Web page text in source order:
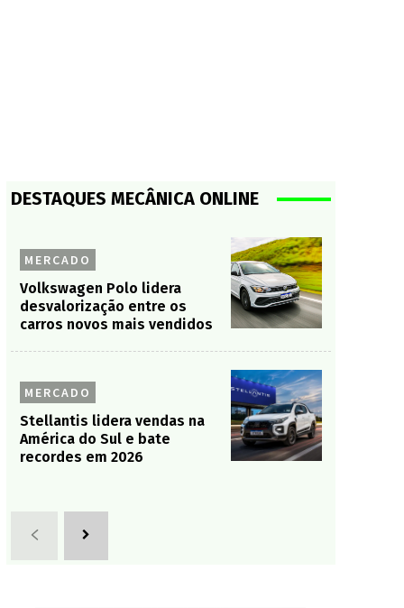
DESTAQUES MECÂNICA ONLINE
MERCADO
Volkswagen Polo lidera
desvalorização entre os
carros novos mais vendidos
MERCADO
Stellantis lidera vendas na
América do Sul e bate
recordes em 2026